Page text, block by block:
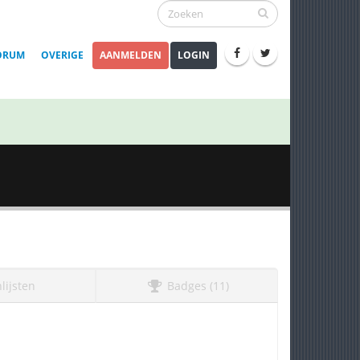
OVERIGE AANMELDEN LOGIN
Badges (11)